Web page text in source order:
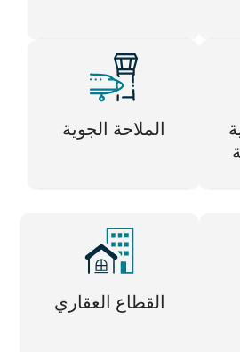
الملاحة الجوية
القطاع العقاري